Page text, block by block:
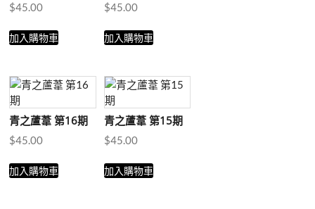
$45.00
加入購物車
$45.00
加入購物車
青之蘆葦 第16期
$45.00
加入購物車
青之蘆葦 第15期
$45.00
加入購物車